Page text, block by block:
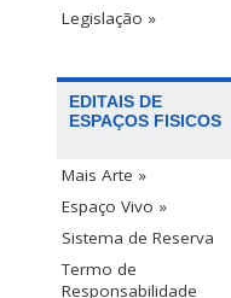
Legislação »
EDITAIS DE
ESPAÇOS FISICOS
Mais Arte »
Espaço Vivo »
Sistema de Reserva
Termo de
Responsabilidade